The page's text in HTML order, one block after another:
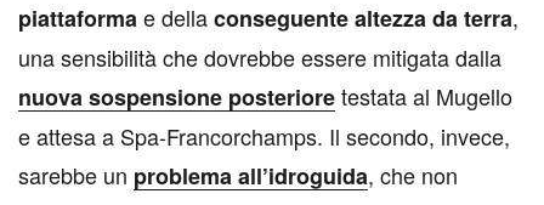
piattaformae dellaconseguente altezza da terra,
una sensibilità che dovrebbe essere mitigata dalla
nuova sospensione posterioretestata al Mugello
e attesa a Spa-Francorchamps. Il secondo, invece,
sarebbe un problema all’idroguida, che non